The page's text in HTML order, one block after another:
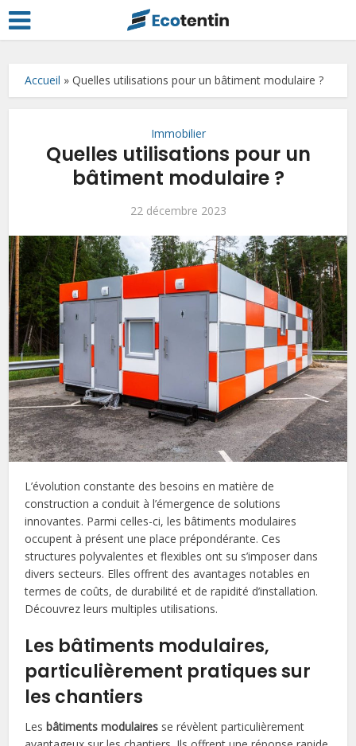
Accueil »Quelles utilisations pour un bâtiment modulaire ?
Immobilier
Quelles utilisations pour un
bâtiment modulaire ?
22 décembre 2023
L’évolution constante des besoins en matière de
construction a conduit à l’émergence de solutions
innovantes. Parmi celles-ci, les bâtiments modulaires
occupent à présent une place prépondérante. Ces
structures polyvalentes et flexibles ont su s’imposer dans
divers secteurs. Elles offrent des avantages notables en
termes de coûts, de durabilité et de rapidité d’installation.
Découvrez leurs multiples utilisations.
Les bâtiments modulaires,
particulièrement pratiques sur
les chantiers
Lesbâtiments modulaires se révèlent particulièrement